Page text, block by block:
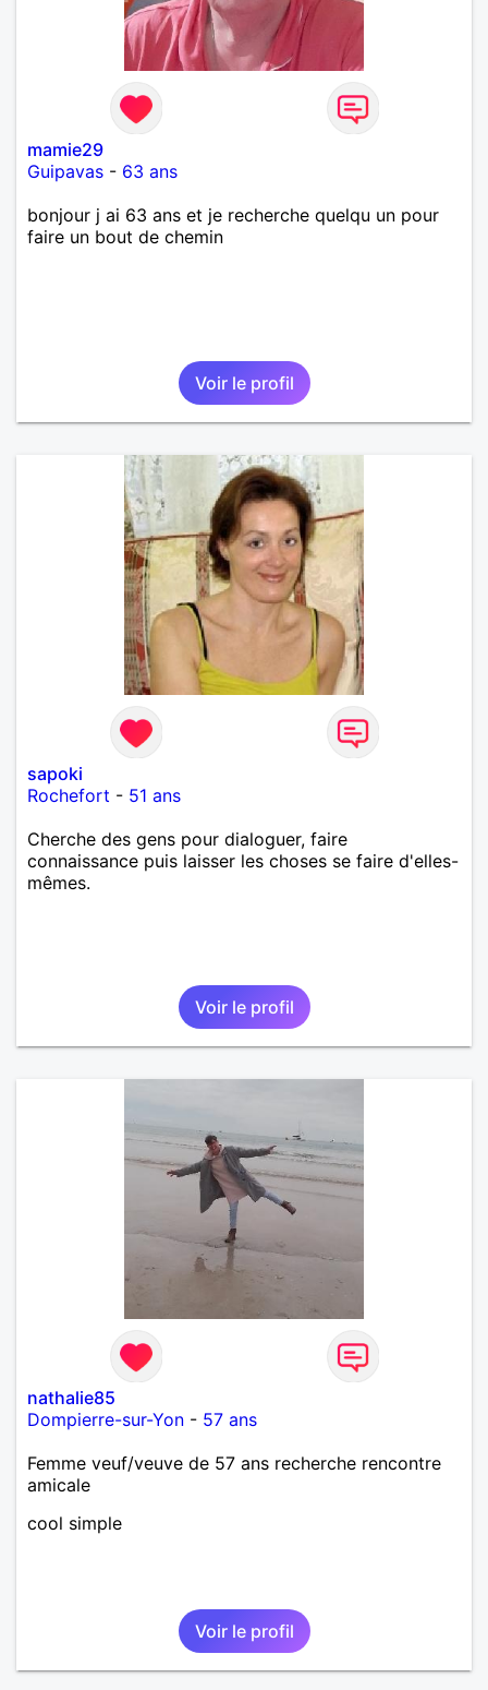
mamie29
Guipavas - 63 ans
bonjour j ai 63 ans et je recherche quelqu un pour
faire un bout de chemin
Voir le profil
sapoki
Rochefort - 51 ans
Cherche des gens pour dialoguer, faire
connaissance puis laisser les choses se faire d'elles-
mêmes.
Voir le profil
nathalie85
Dompierre-sur-Yon - 57 ans
Femme veuf/veuve de 57 ans recherche rencontre
amicale
cool simple
Voir le profil